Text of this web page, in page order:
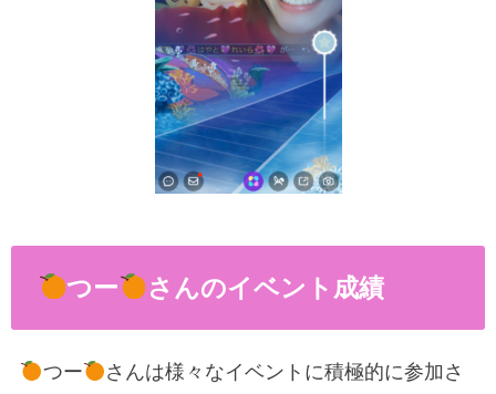
つー さんのイベント成績
つー
さんは様々なイベントに積極的に参加さ